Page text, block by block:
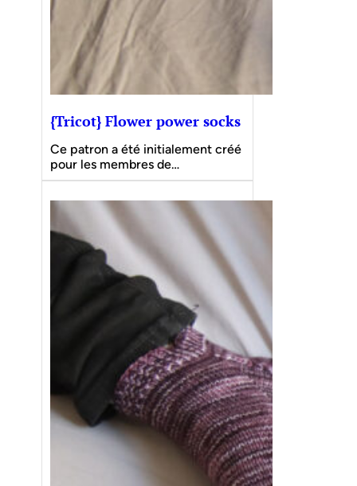
{Tricot} Flower power socks
Ce patron a été initialement créé
pour les membres de…